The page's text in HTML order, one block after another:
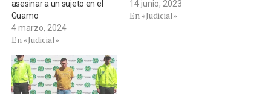
asesinar a un sujeto en el
Guamo
4 marzo, 2024
En «Judicial»
14 junio, 2023
En «Judicial»